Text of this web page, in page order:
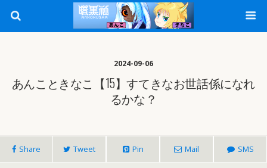
2024-09-06
あんこときなこ【15】すてきなお世話係になれ
るかな？
Share Tweet Pin Mail SMS